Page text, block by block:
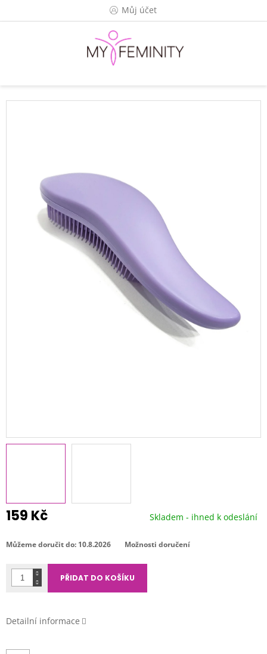
Můj účet
159 Kč
cena:
Skladem - ihned k odeslání
Můžeme doručit do: 10.8.2026 Možnosti doručení
PŘIDAT DO KOŠÍKU
Detailní informace